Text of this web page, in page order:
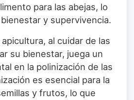
para las abejas, lo
y supervivencia.
al cuidar de las
su bienestar, juega un
en la polinización de las
es esencial para la
y frutos, lo que